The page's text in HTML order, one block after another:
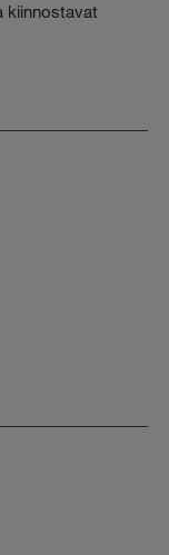
kiinnostavat